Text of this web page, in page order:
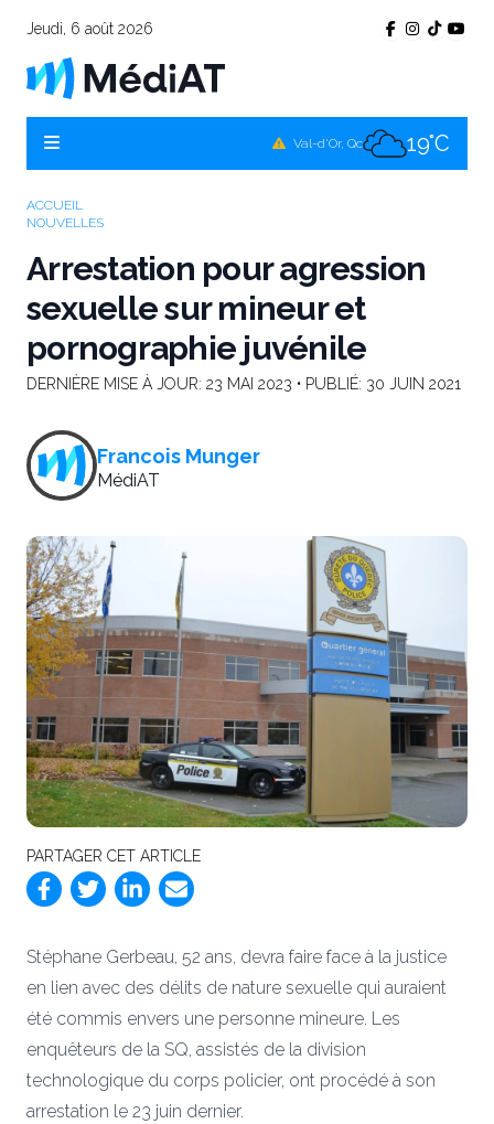
Jeudi, 6 août 2026
Val-d'Or, Qc 19°C
ACCUEIL
NOUVELLES
Arrestation pour agression
sexuelle sur mineur et
pornographie juvénile
DERNIÈRE MISE À JOUR: 23 MAI 2023 • PUBLIÉ: 30 JUIN 2021
Francois Munger
MédiAT
PARTAGER CET ARTICLE
Stéphane Gerbeau, 52 ans, devra faire face à la justice
en lien avec des délits de nature sexuelle qui auraient
été commis envers une personne mineure. Les
enquêteurs de la SQ, assistés de la division
technologique du corps policier, ont procédé à son
arrestation le 23 juin dernier.